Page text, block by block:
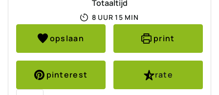
Totaaltijd
8 UUR
UUR 15MINUTEN
MIN
opslaan print
pinterest
rate